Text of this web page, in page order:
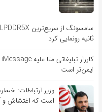
ثانیه رونمایی کرد
ایمن‌تر است
وزیر ارتباطات:
است که اغتشاش و